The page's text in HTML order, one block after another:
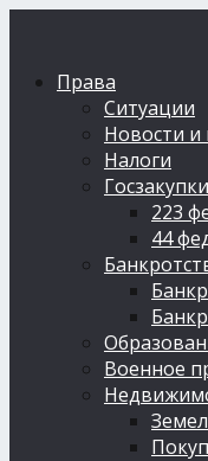
Права
Ситуации
Новости и
Налоги
Госзакупки
223
44
Военное